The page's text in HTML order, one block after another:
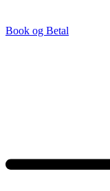
Book og Betal